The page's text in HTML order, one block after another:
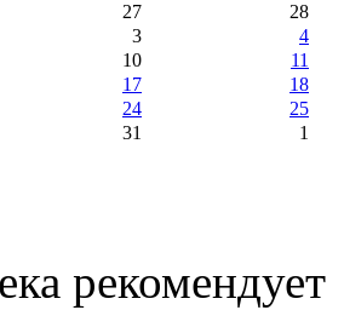
27
28
3
4
10
11
17
18
24
25
31 1
рекомендует